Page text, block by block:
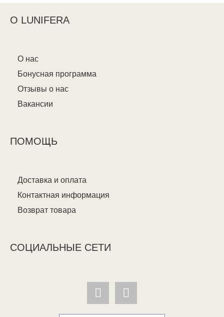
О LUNIFERA
О нас
Бонусная программа
Отзывы о нас
Вакансии
ПОМОЩЬ
Доставка и оплата
Контактная информация
Возврат товара
СОЦИАЛЬНЫЕ СЕТИ